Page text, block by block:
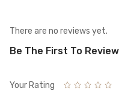
There are no reviews yet.
Be The First To Review
Your Rating